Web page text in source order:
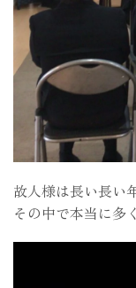
故人様は長い長い
その中で本当に多